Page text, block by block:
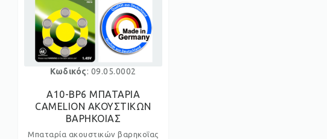
Κωδικός: 09.05.0002
A10-BP6 ΜΠΑΤΑΡΙΑ
CAMELION ΑΚΟΥΣΤΙΚΩΝ
ΒΑΡΗΚΟΙΑΣ
Μπαταρία ακουστικών βαρηκοΐας